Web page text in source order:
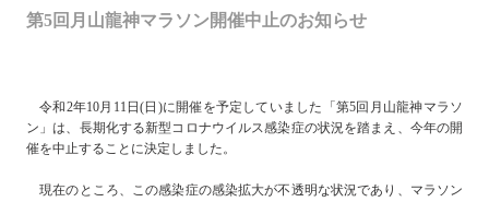
第5回月山龍神マラソン開催中止のお知らせ
令和2年10月11日(日)に開催を予定していました「第5回月山龍神マラソ
ン」は、長期化する新型コロナウイルス感染症の状況を踏まえ、今年の開
催を中止することに決定しました。
現在のところ、この感染症の感染拡大が不透明な状況であり、マラソン